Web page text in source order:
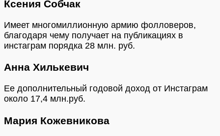
Ксения Собчак
Имеет многомиллионную армию фолловеров,
благодаря чему получает на публикациях в
инстаграм порядка 28 млн. руб.
Анна Хилькевич
Ее дополнительный годовой доход от Инстаграм
около 17,4 млн.руб.
Мария Кожевникова